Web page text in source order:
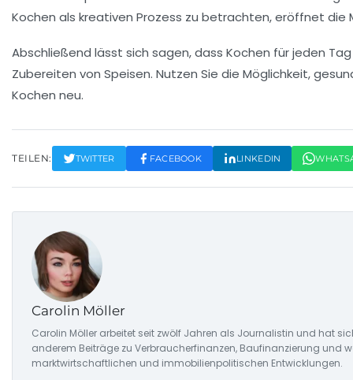
Kochen als kreativen Prozess zu betrachten, eröffnet
Abschließend lässt sich sagen, dass Kochen für jeden Tag
Zubereiten von Speisen. Nutzen Sie die Möglichkeit,
Kochen neu.
TEILEN: TWITTER FACEBOOK LINKEDIN
Carolin Möller
Carolin Möller arbeitet seit zwölf Jahren als Journalistin und hat
anderem Beiträge zu Verbraucherfinanzen, Baufinanzierung und
marktwirtschaftlichen und immobilienpolitischen Entwicklungen.